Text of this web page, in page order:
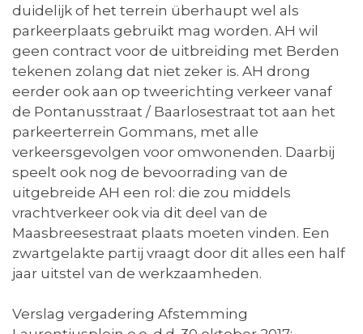
duidelijk of het terrein überhaupt wel als
parkeerplaats gebruikt mag worden. AH wil
geen contract voor de uitbreiding met Berden
tekenen zolang dat niet zeker is. AH drong
eerder ook aan op tweerichting verkeer vanaf
de Pontanusstraat / Baarlosestraat tot aan het
parkeerterrein Gommans, met alle
verkeersgevolgen voor omwonenden. Daarbij
speelt ook nog de bevoorrading van de
uitgebreide AH een rol: die zou middels
vrachtverkeer ook via dit deel van de
Maasbreesestraat plaats moeten vinden. Een
zwartgelakte partij vraagt door dit alles een half
jaar uitstel van de werkzaamheden.
Verslag vergadering Afstemming